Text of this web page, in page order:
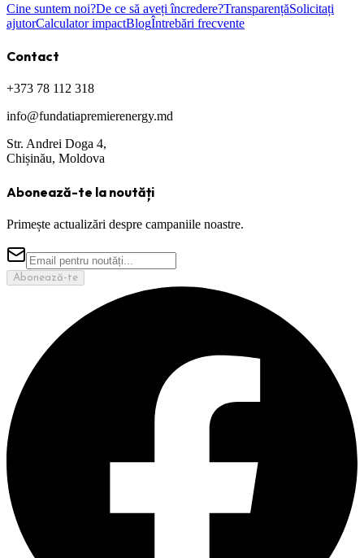
Cine suntem noi?De ce să aveți încredere?TransparențăSolicitați
ajutorCalculator impactBlogÎntrebări frecvente
Contact
+373 78 112 318
info@fundatiapremierenergy.md
Str. Andrei Doga 4,
Chișinău, Moldova
Abonează-te la noutăți
Primește actualizări despre campaniile noastre.
Abonează-te